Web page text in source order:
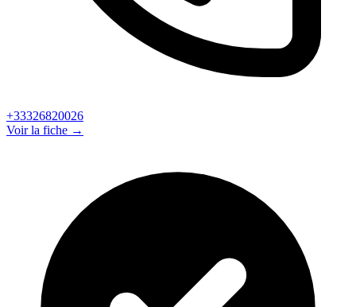
+33326820026
Voir la fiche →